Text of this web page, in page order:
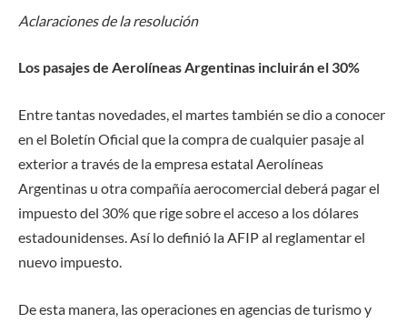
Aclaraciones de la resolución
Los pasajes de Aerolíneas Argentinas incluirán el 30%
Entre tantas novedades, el martes también se dio a conocer
en el Boletín Oficial que la compra de cualquier pasaje al
exterior a través de la empresa estatal Aerolíneas
Argentinas u otra compañía aerocomercial deberá pagar el
impuesto del 30% que rige sobre el acceso a los dólares
estadounidenses. Así lo definió la AFIP al reglamentar el
nuevo impuesto.
De esta manera, las operaciones en agencias de turismo y